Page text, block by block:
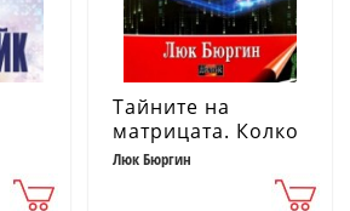
Тайните на
матрицата. Колко
истинска е
действителността?
Люк Бюргин